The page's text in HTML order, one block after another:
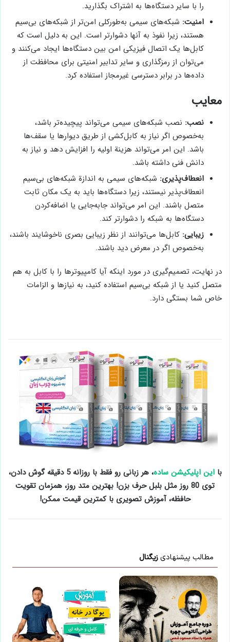
را با سایر دستگاه‌ها به اشتراک بگذارید.
امنیت: شبکه‌های سیمی به‌طورکلی امن‌تر از شبکه‌های بی‌سیم
هستند، زیرا نفوذ به آنها دشوارتر است. این به دلیل است که
کابل‌ها یک اتصال فیزیکی امن بین دستگاه‌ها ایجاد می‌کنند و
می‌توان از رمزگذاری و سایر تدابیر امنیتی برای محافظت از
داده‌ها در برابر دسترسی غیرمجاز استفاده کرد.
معایب
نصب: نصب شبکه‌های سیمی می‌تواند پیچیده‌تر باشد،
به‌خصوص اگر نیاز به کابل‌کشی از طریق دیوارها یا سقف‌ها
باشد. این امر می‌تواند هزینة اولیه را افزایش دهد و نیاز به
دانش فنی داشته باشد.
انعطاف‌پذیری: شبکه‌های سیمی به اندازة شبکه‌های بی‌سیم
انعطاف‌پذیر نیستند، زیرا دستگاه‌ها باید به یک مکان ثابت
متصل باشند. این امر می‌تواند جابه‌جایی یا اضافه‌کردن
دستگاه‌ها به شبکه را دشوارتر کند.
زیبایی: کابل‌ها می‌توانند از نظر زیبایی بصری ناخوشایند باشند،
به‌خصوص اگر در معرض دید باشند.
در نهایت، تصمیم‌گیری در مورد اینکه آیا کامپیوترها را با کابل به هم
متصل کنید یا از شبکه بی‌سیم استفاده کنید، به نیازها و الزامات
خاص شما بستگی دارد.
بااین اپلیکیشن ساده
، هر زبانی رو فقط با روزانه 5 دقیقه گوش دادن،
توی 80 روز مثل بلبل حرف بزن! بهترین متد روز، همزمان تقویت
حافظه، آموزش تصویری با کمترین قیمت ممکن!